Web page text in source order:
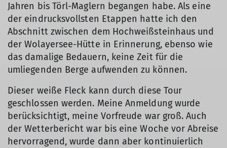
Jahren bis Törl-Maglern begangen habe. Als eine
der eindrucksvollsten Etappen hatte ich den
Abschnitt zwischen dem Hochweißsteinhaus und
der Wolayersee-Hütte in Erinnerung, ebenso wie
das damalige Bedauern, keine Zeit für die
umliegenden Berge aufwenden zu können.
Dieser weiße Fleck kann durch diese Tour
geschlossen werden. Meine Anmeldung wurde
berücksichtigt, meine Vorfreude war groß. Auch
der Wetterbericht war bis eine Woche vor Abreise
hervorragend, wurde dann aber kontinuierlich